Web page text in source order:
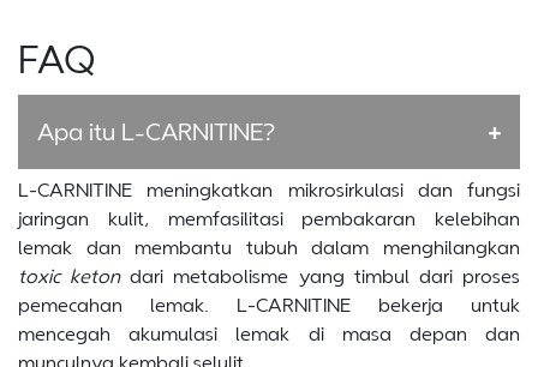
FAQ
Apa itu L-CARNITINE?
L-CARNITINE meningkatkan mikrosirkulasi dan fungsi
jaringan kulit, memfasilitasi pembakaran kelebihan
lemak dan membantu tubuh dalam menghilangkan
toxic ketondari metabolisme yang timbul dari proses
pemecahan lemak. L-CARNITINE bekerja untuk
mencegah akumulasi lemak di masa depan dan